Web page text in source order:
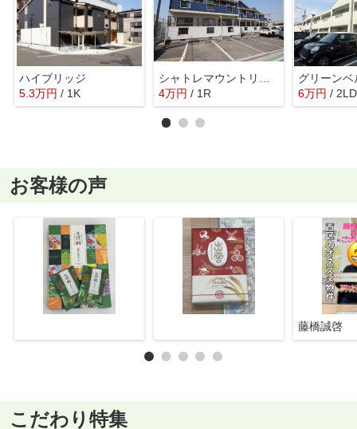
ハイブリッジ
5.3万円 / 1K
シャトレマウントリバー
4万円 / 1R
グリーンベ
6万円 /
お客様の声
藤橋誠啓
こだわり特集